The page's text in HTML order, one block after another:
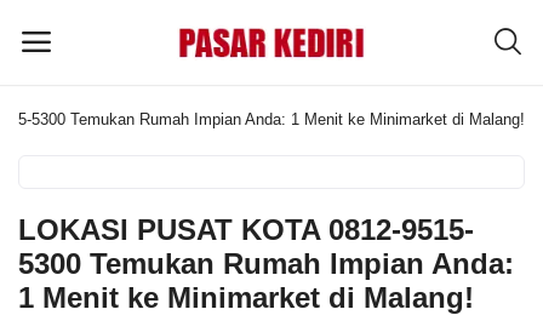
MENU UTAMA
Kategori
5300 Temukan Rumah Impian Anda: 1 Menit ke Minimarket di Malang!
LOKASI PUSAT KOTA 0812-9515-
5300 Temukan Rumah Impian Anda:
1 Menit ke Minimarket di Malang!